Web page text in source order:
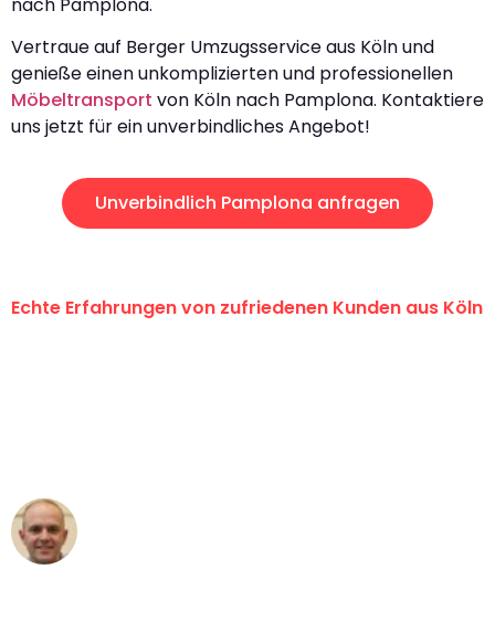
Vertraue auf Berger Umzugsservice aus Köln und
genieße einen unkomplizierten und professionellen
Möbeltransport von Köln nach Pamplona. Kontaktiere
uns jetzt für ein unverbindliches Angebot!
Unverbindlich Pamplona anfragen
Echte Erfahrungen von zufriedenen Kunden aus Köln